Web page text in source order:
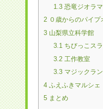
1.3恐竜ジオラ
2 ０歳からのパイプ
3 山梨県立科学館
3.1ちびっこス
3.2工作教室
3.3マジックラ
4 ふえふきマルシェ
5 まとめ